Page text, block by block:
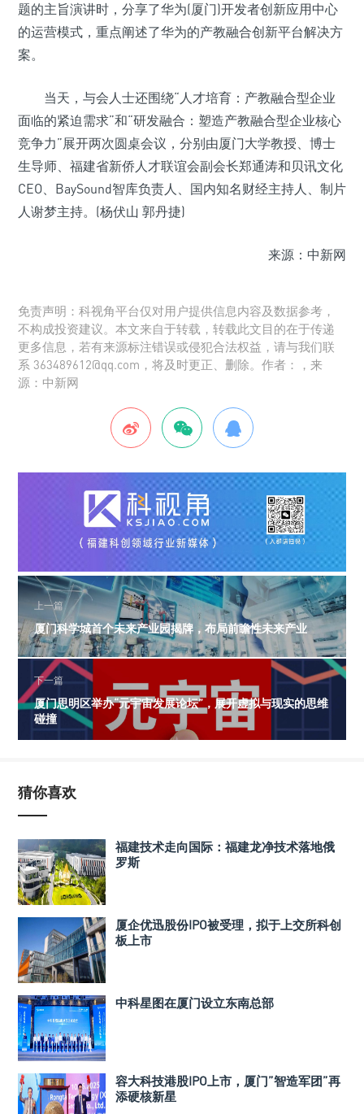
题的主旨演讲时，分享了华为(厦门)开发者创新应用中心
的运营模式，重点阐述了华为的产教融合创新平台解决方
案。
当天，与会人士还围绕“人才培育：产教融合型企业
面临的紧迫需求”和“研发融合：塑造产教融合型企业核心
竞争力”展开两次圆桌会议，分别由厦门大学教授、博士
生导师、福建省新侨人才联谊会副会长郑通涛和贝讯文化
CEO、BaySound智库负责人、国内知名财经主持人、制片
人谢梦主持。(杨伏山 郭丹捷)
来源：中新网
免责声明：科视角平台仅对用户提供信息内容及数据参考，
不构成投资建议。本文来自于转载，转载此文目的在于传递
更多信息，若有来源标注错误或侵犯合法权益，请与我们联
系 363489612@qq.com，将及时更正、删除。作者：，来
源：中新网
上一篇
厦门科学城首个未来产业园揭牌，布局前瞻性未来产业
下一篇
厦门思明区举办“元宇宙发展论坛”，展开虚拟与现实的思维
碰撞
猜你喜欢
福建技术走向国际：福建龙净技术落地俄
罗斯
厦企优迅股份IPO被受理，拟于上交所科创
板上市
中科星图在厦门设立东南总部
容大科技港股IPO上市，厦门”智造军团”再
添硬核新星